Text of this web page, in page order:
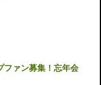
ファン募集！忘年会